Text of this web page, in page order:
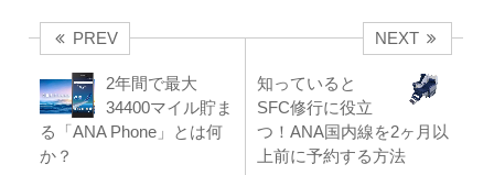
PREV
2年間で最大
34400マイル貯ま
る「ANA Phone」とは何
か？
NEXT
知っていると
SFC修行に役立
つ！ANA国内線を2ヶ月以
上前に予約する方法